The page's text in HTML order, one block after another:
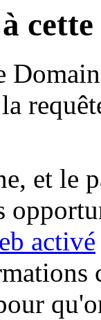
et le
activé